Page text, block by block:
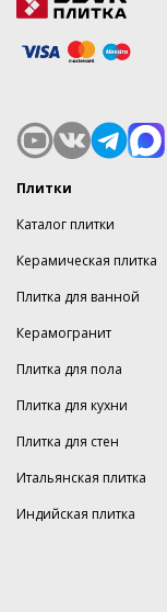
Плитки
Каталог плитки
Керамическая плитка
Плитка для ванной
Керамогранит
Плитка для пола
Плитка для кухни
Плитка для стен
Итальянская плитка
Индийская плитка